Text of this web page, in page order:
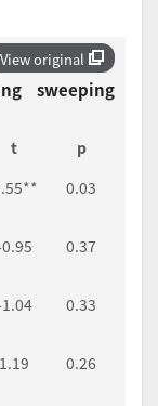
View original
sweeping
t p
0.03
0.37
0.33
1.19 0.26